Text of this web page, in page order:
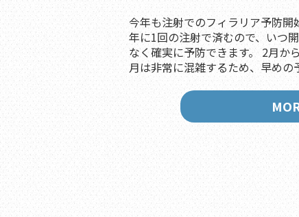
今年も注射でのフィラリア予防開
年に1回の注射で済むので、いつ
なく確実に予防できます。 2月か
月は非常に混雑するため、早め